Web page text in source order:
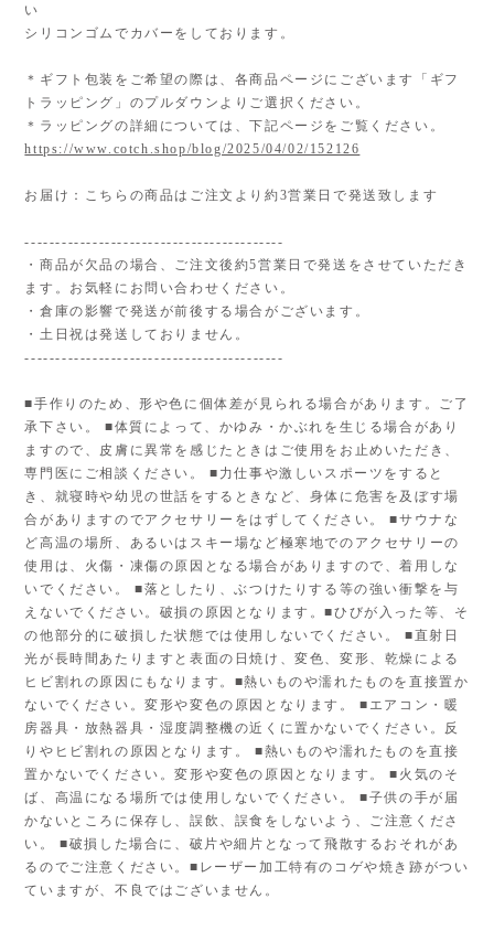
い
シリコンゴムでカバーをしております。
＊ギフト包装をご希望の際は、各商品ページにございます「ギフ
トラッピング」のプルダウンよりご選択ください。
＊ラッピングの詳細については、下記ページをご覧ください。
https://www.cotch.shop/blog/2025/04/02/152126
お届け：こちらの商品はご注文より約3営業日で発送致します
------------------------------------------
・商品が欠品の場合、ご注文後約5営業日で発送をさせていただき
ます。お気軽にお問い合わせください。
・倉庫の影響で発送が前後する場合がございます。
・土日祝は発送しておりません。
------------------------------------------
■手作りのため、形や色に個体差が見られる場合があります。ご了
承下さい。 ■体質によって、かゆみ・かぶれを生じる場合があり
ますので、皮膚に異常を感じたときはご使用をお止めいただき、
専門医にご相談ください。 ■力仕事や激しいスポーツをすると
き、就寝時や幼児の世話をするときなど、身体に危害を及ぼす場
合がありますのでアクセサリーをはずしてください。 ■サウナな
ど高温の場所、あるいはスキー場など極寒地でのアクセサリーの
使用は、火傷・凍傷の原因となる場合がありますので、着用しな
いでください。 ■落としたり、ぶつけたりする等の強い衝撃を与
えないでください。破損の原因となります。■ひびが入った等、そ
の他部分的に破損した状態では使用しないでください。 ■直射日
光が長時間あたりますと表面の日焼け、変色、変形、乾燥による
ヒビ割れの原因にもなります。■熱いものや濡れたものを直接置か
ないでください。変形や変色の原因となります。 ■エアコン・暖
房器具・放熱器具・湿度調整機の近くに置かないでください。反
りやヒビ割れの原因となります。 ■熱いものや濡れたものを直接
置かないでください。変形や変色の原因となります。 ■火気のそ
ば、高温になる場所では使用しないでください。 ■子供の手が届
かないところに保存し、誤飲、誤食をしないよう、ご注意くださ
い。 ■破損した場合に、破片や細片となって飛散するおそれがあ
るのでご注意ください。■レーザー加工特有のコゲや焼き跡がつい
ていますが、不良ではございません。